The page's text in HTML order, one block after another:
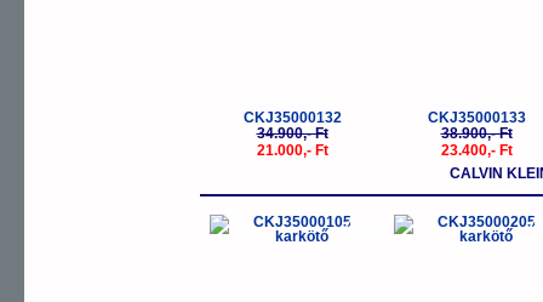
CKJ35000132
34.900,- Ft
21.000,- Ft
CKJ35000133
38.900,- Ft
23.400,- Ft
CALVIN
-40% -